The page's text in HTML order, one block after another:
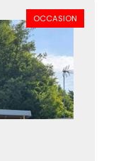
OCCASION